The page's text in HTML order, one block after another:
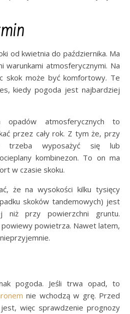
od kwietnia do października. Ma
warunkami atmosferycznymi. Na
skok może być komfortowy. Te
kiedy pogoda jest najbardziej
atmosferycznych to
przez cały rok. Z tym że, przy
trzeba wyposażyć się lub
kombinezon. To on ma
w czasie skoku.
że na wysokości kilku tysięcy
skoków tandemowych) jest
niż przy powierzchni gruntu.
powiewy powietrza. Nawet latem,
pogoda. Jeśli trwa opad, to
nie wchodzą w grę. Przed
więc sprawdzenie prognozy